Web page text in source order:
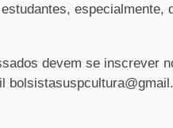
especialmente,
devem se inscrever